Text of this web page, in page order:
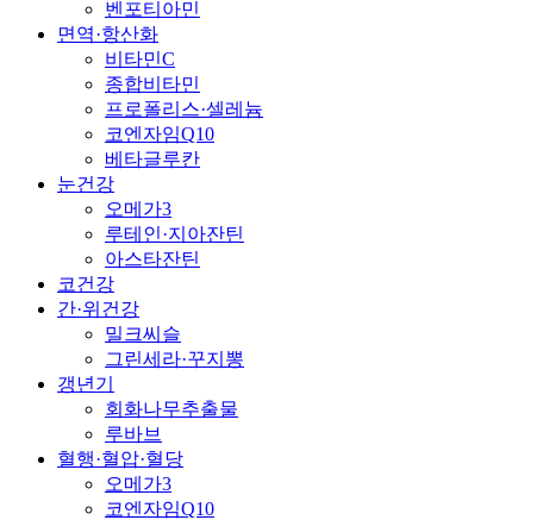
벤포티아민
면역·항산화
비타민C
종합비타민
프로폴리스·셀레늄
코엔자임Q10
베타글루칸
눈건강
오메가3
루테인·지아잔틴
아스타잔틴
코건강
간·위건강
밀크씨슬
그린세라·꾸지뽕
갱년기
회화나무추출물
루바브
혈행·혈압·혈당
오메가3
코엔자임Q10